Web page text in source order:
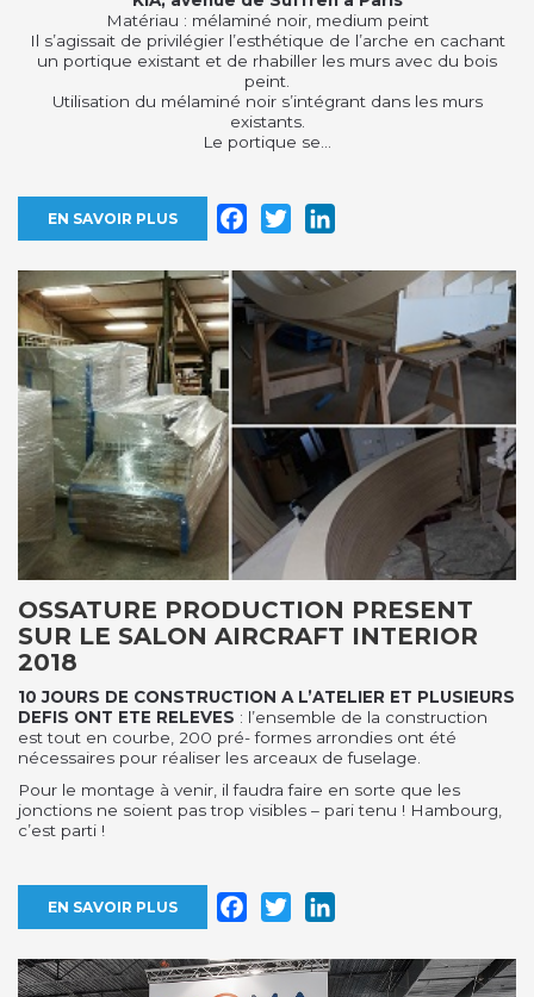
Matériau : mélaminé noir, medium peint
Il s’agissait de privilégier l’esthétique de l’arche en cachant
un portique existant et de rhabiller les murs avec du bois
peint.
Utilisation du mélaminé noir s’intégrant dans les murs
existants.
Le portique se...
EN SAVOIR PLUS Facebook
Twitter
OSSATURE PRODUCTION PRESENT
SUR LE SALON AIRCRAFT INTERIOR
2018
10 JOURS DE CONSTRUCTION A L’ATELIER ET PLUSIEURS
DEFIS ONT ETE RELEVES : l’ensemble de la construction
est tout en courbe, 200 pré- formes arrondies ont été
nécessaires pour réaliser les arceaux de fuselage.
Pour le montage à venir, il faudra faire en sorte que les
jonctions ne soient pas trop visibles – pari tenu ! Hambourg,
c’est parti !
EN SAVOIR PLUS Facebook
Twitter